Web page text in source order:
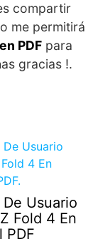
compartir
me permitirá
PDF para
gracias !.
Usuario
Fold 4 En
PDF